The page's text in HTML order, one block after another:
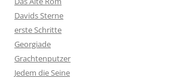
Davids Sterne
erste Schritte
Georgiade
Grachtenputzer
Jedem die Seine